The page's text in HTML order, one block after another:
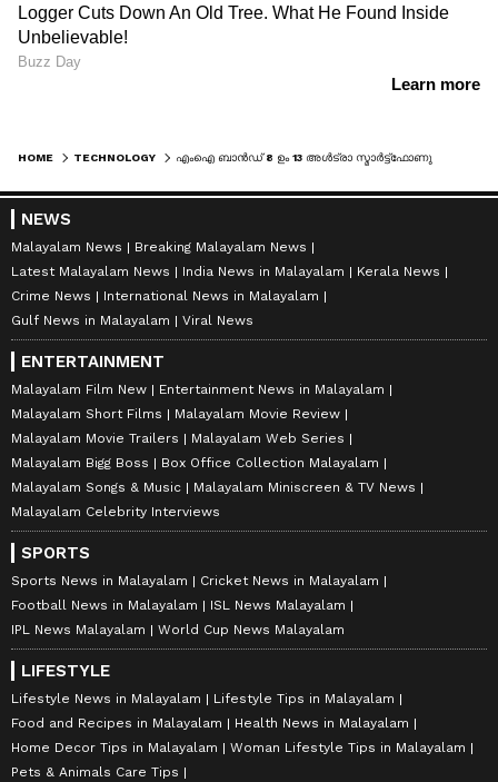
HOME TECHNOLOGY
NEWS
Malayalam News
Breaking Malayalam News
Latest Malayalam News
India News in Malayalam
Kerala News
Crime News
International News in Malayalam
Gulf News in Malayalam
Viral News
ENTERTAINMENT
Malayalam Film New
Entertainment News in Malayalam
Malayalam Short Films
Malayalam Movie Review
Malayalam Movie Trailers
Malayalam Web Series
Malayalam Bigg Boss
Box Office Collection Malayalam
Malayalam Songs & Music
Malayalam Miniscreen & TV News
Malayalam Celebrity Interviews
SPORTS
Sports News in Malayalam
Cricket News in Malayalam
Football News in Malayalam
ISL News Malayalam
IPL News Malayalam
World Cup News Malayalam
LIFESTYLE
Lifestyle News in Malayalam
Lifestyle Tips in Malayalam
Food and Recipes in Malayalam
Health News in Malayalam
Home Decor Tips in Malayalam
Woman Lifestyle Tips in Malayalam
Pets & Animals Care Tips